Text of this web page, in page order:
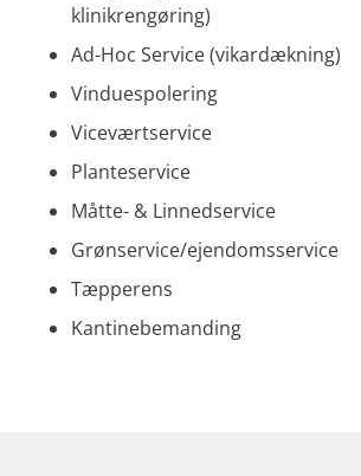
klinikrengøring)
Ad-Hoc Service (vikardækning)
Vinduespolering
Viceværtservice
Planteservice
Måtte- & Linnedservice
Grønservice/ejendomsservice
Tæpperens
Kantinebemanding